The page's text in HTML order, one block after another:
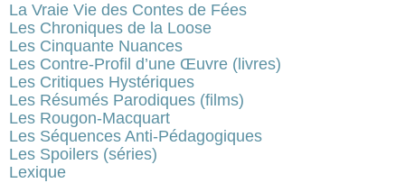
La Vraie Vie des Contes de Fées
Les Chroniques de la Loose
Les Cinquante Nuances
Les Contre-Profil d’une Œuvre (livres)
Les Critiques Hystériques
Les Résumés Parodiques (films)
Les Rougon-Macquart
Les Séquences Anti-Pédagogiques
Les Spoilers (séries)
Lexique